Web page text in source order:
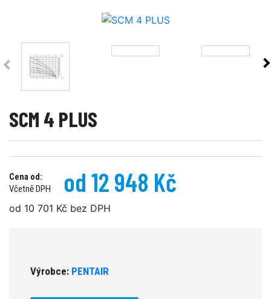
SCM 4 PLUS
Cena od:
Včetně DPH
od 12 948 Kč
od 10 701 Kč bez DPH
Výrobce: PENTAIR